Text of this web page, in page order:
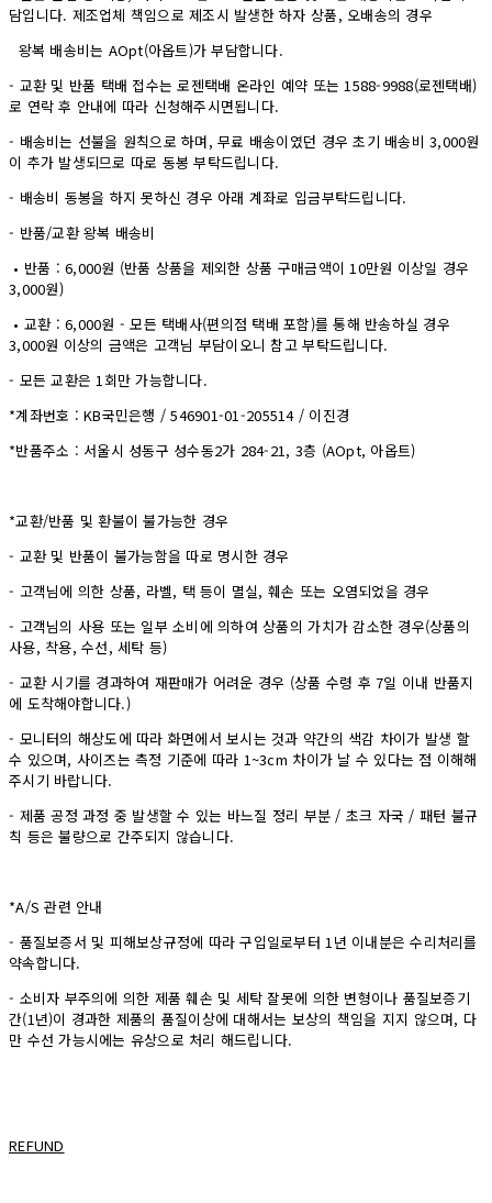
담입니다. 제조업체 책임으로 제조시 발생한 하자 상품, 오배송의 경우
왕복 배송비는 AOpt(아옵트)가 부담합니다.
- 교환 및 반품 택배 접수는 로젠택배 온라인 예약 또는 1588-9988(로젠택배)
로 연락 후 안내에 따라 신청해주시면됩니다.
- 배송비는 선불을 원칙으로 하며, 무료 배송이였던 경우 초기 배송비 3,000원
이 추가 발생되므로 따로 동봉 부탁드립니다.
- 배송비 동봉을 하지 못하신 경우 아래 계좌로 입금부탁드립니다.
- 반품/교환 왕복 배송비
• 반품 : 6,000원 (반품 상품을 제외한 상품 구매금액이 10만원 이상일 경우
3,000원)
• 교환 : 6,000원 - 모든 택배사(편의점 택배 포함)를 통해 반송하실 경우
3,000원 이상의 금액은 고객님 부담이오니 참고 부탁드립니다.
- 모든 교환은 1회만 가능합니다.
*계좌번호 : KB국민은행 / 546901-01-205514 / 이진경
*반품주소 : 서울시 성동구 성수동2가 284-21, 3층 (AOpt, 아옵트)
*교환/반품 및 환불이 불가능한 경우
- 교환 및 반품이 불가능함을 따로 명시한 경우
- 고객님에 의한 상품, 라벨, 택 등이 멸실, 훼손 또는 오염되었을 경우
- 고객님의 사용 또는 일부 소비에 의하여 상품의 가치가 감소한 경우(상품의
사용, 착용, 수선, 세탁 등)
- 교환 시기를 경과하여 재판매가 어려운 경우 (상품 수령 후 7일 이내 반품지
에 도착해야합니다.)
- 모니터의 해상도에 따라 화면에서 보시는 것과 약간의 색감 차이가 발생 할
수 있으며, 사이즈는 측정 기준에 따라 1~3cm 차이가 날 수 있다는 점 이해해
주시기 바랍니다.
- 제품 공정 과정 중 발생할 수 있는 바느질 정리 부분 / 초크 자국 / 패턴 불규
칙 등은 불량으로 간주되지 않습니다.
*A/S 관련 안내
- 품질보증서 및 피해보상규정에 따라 구입일로부터 1년 이내분은 수리처리를
약속합니다.
- 소비자 부주의에 의한 제품 훼손 및 세탁 잘못에 의한 변형이나 품질보증기
간(1년)이 경과한 제품의 품질이상에 대해서는 보상의 책임을 지지 않으며, 다
만 수선 가능시에는 유상으로 처리 해드립니다.
REFUND